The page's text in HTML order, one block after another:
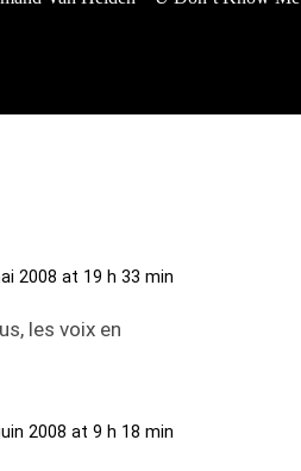
2008 at 19 h 33 min
les voix en
2008 at 9 h 18 min